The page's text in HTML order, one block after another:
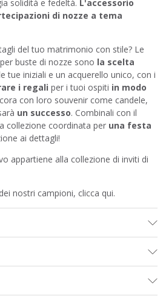
solidità e fedeltà. L'accessorio
di nozze a tema
del tuo matrimonio con stile? Le
buste di nozze sono la scelta
tue iniziali e un acquerello unico, con i
i regali per i tuoi ospiti in modo
con loro souvenir come candele,
un successo. Combinali con il
collezione coordinata per una festa
ai dettagli!
appartiene alla collezione di inviti di
nostri campioni, clicca qui.